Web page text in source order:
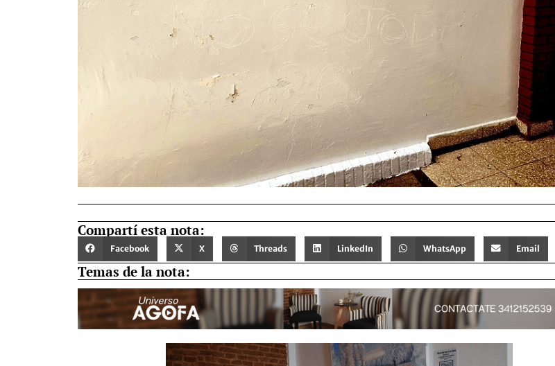
Compartí esta nota:
Facebook X Threads LinkedIn WhatsApp Email
Temas de la nota: